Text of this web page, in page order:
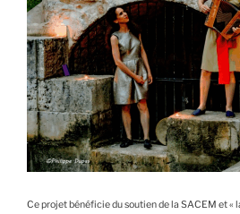
Ce projet bénéficie du soutien de la SACEM et «